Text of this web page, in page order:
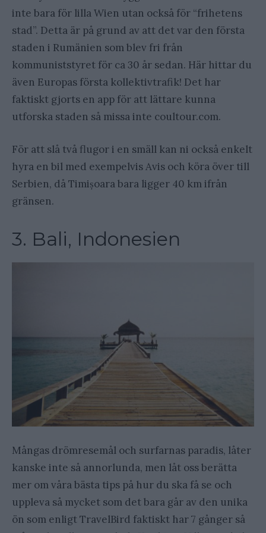
inte bara för lilla Wien utan också för “frihetens
stad”. Detta är på grund av att det var den första
staden i Rumänien som blev fri från
kommuniststyret för ca 30 år sedan. Här hittar du
även Europas första kollektivtrafik! Det har
faktiskt gjorts en app för att lättare kunna
utforska staden så missa inte coultour.com.
För att slå två flugor i en smäll kan ni också enkelt
hyra en bil med exempelvis Avis och köra över till
Serbien, då Timișoara bara ligger 40 km ifrån
gränsen.
3. Bali, Indonesien
Mångas drömresemål och surfarnas paradis, låter
kanske inte så annorlunda, men låt oss berätta
mer om våra bästa tips på hur du ska få se och
uppleva så mycket som det bara går av den unika
ön som enligt TravelBird faktiskt har 7 gånger så